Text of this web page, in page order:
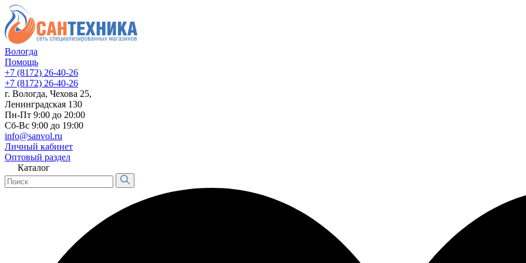
Вологда
Помощь
+7 (8172) 26-40-26
+7 (8172) 26-40-26
г. Вологда, Чехова 25,
Ленинградская 130
Пн-Пт 9:00 до 20:00
Сб-Вс 9:00 до 19:00
info@sanvol.ru
Личный кабинет
Оптовый раздел
Каталог